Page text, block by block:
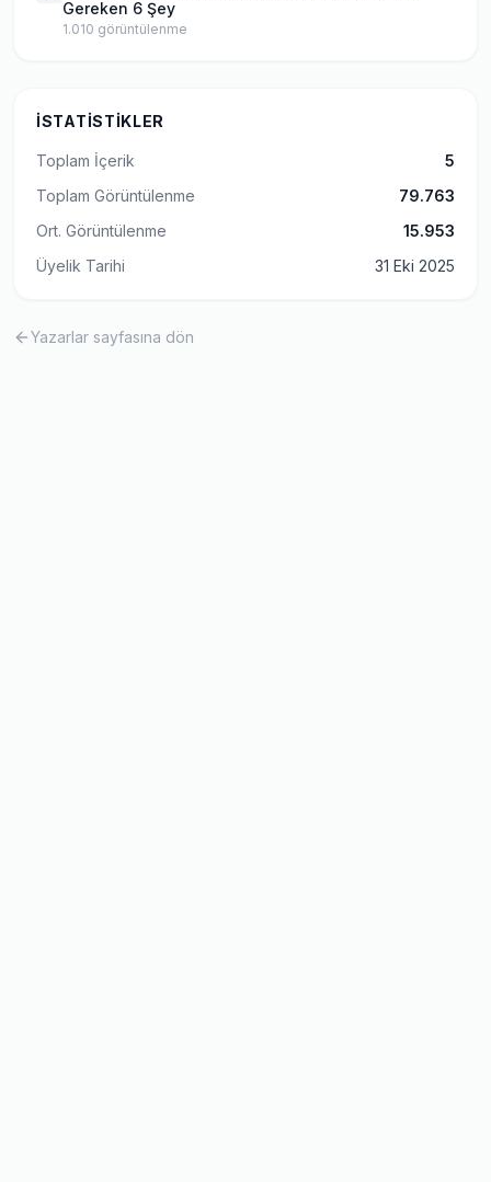
Gereken 6 Şey
1.010 görüntülenme
İSTATISTIKLER
Toplam İçerik
5
Toplam Görüntülenme
79.763
Ort. Görüntülenme
15.953
Üyelik Tarihi
31 Eki 2025
Yazarlar sayfasına dön